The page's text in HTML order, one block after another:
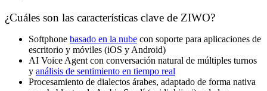
¿Cuáles son las características clave de ZIWO?
Softphone basado en la nube con soporte para aplicaciones de
escritorio y móviles (iOS y Android)
AI Voice Agent con conversación natural de múltiples turnos
y análisis de sentimiento en tiempo real
Procesamiento de dialectos árabes, adaptado de forma nativa